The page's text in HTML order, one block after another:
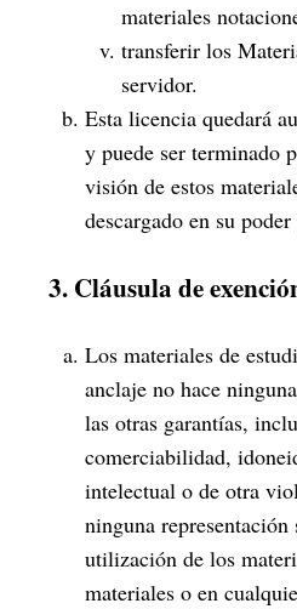
materiales
transferir los
servidor.
Esta licencia quedará
y puede ser terminado
visión de estos
descargado en su
3. Cláusula de
Los materiales de
anclaje no hace
las otras garantías,
comerciabilidad,
intelectual o de otra
ninguna
utilización de los
materiales o en